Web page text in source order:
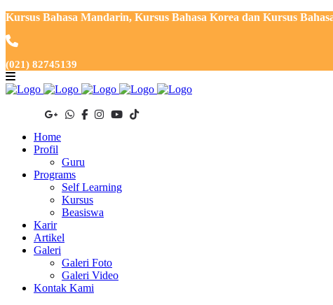
Kursus Bahasa Mandarin, Kursus Bahasa Korea dan Kursus
(021) 82745139
Home
Profil
Guru
Programs
Self Learning
Kursus
Beasiswa
Karir
Artikel
Galeri
Galeri Foto
Galeri Video
Kontak Kami